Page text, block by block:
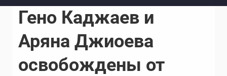
Гено Каджаев и
Аряна Джиоева
освобождены от